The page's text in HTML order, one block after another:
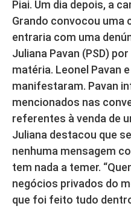
Piai. Um dia depois, a
Grando convocou uma
entraria com uma
Juliana Pavan (PSD)
matéria. Leonel Pavan
manifestaram. Pavan
mencionados nas
referentes à venda de
Juliana destacou que
nenhuma mensagem
tem nada a temer.
negócios privados do
que foi feito tudo